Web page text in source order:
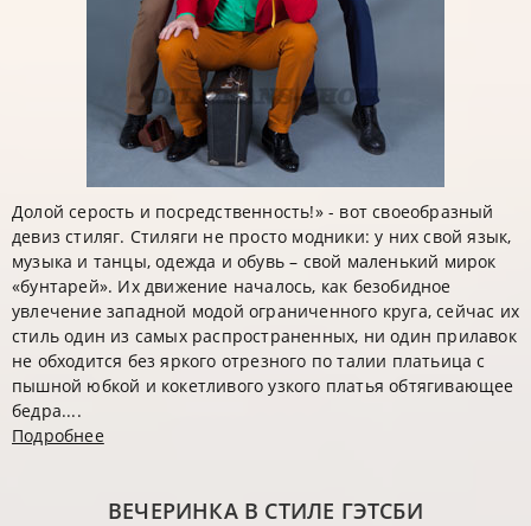
Долой серость и посредственность!» - вот своеобразный
девиз стиляг. Стиляги не просто модники: у них свой язык,
музыка и танцы, одежда и обувь – свой маленький мирок
«бунтарей». Их движение началось, как безобидное
увлечение западной модой ограниченного круга, сейчас их
стиль один из самых распространенных, ни один прилавок
не обходится без яркого отрезного по талии платьица с
пышной юбкой и кокетливого узкого платья обтягивающее
бедра....
Подробнее
ВЕЧЕРИНКА В СТИЛЕ ГЭТСБИ